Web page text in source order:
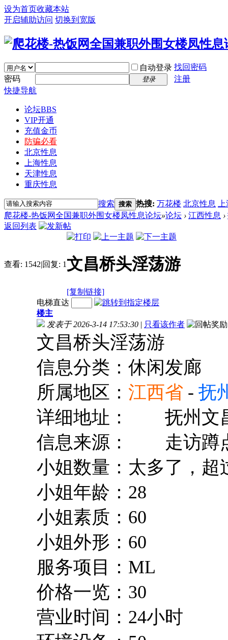
设为首页收藏本站
开启辅助访问 切换到宽版
自动登录 找回密码
密码
登录
注册
快捷导航
论坛BBS
VIP开通
充值金币
防骗必看
北京性息
上海性息
天津性息
重庆性息
搜索 搜索 热搜: 万花楼 北京性息
爬花楼-热饭网全国兼职外围女楼凤性息论坛»论坛 › 江西性息 ›
返回列表
查看: 1542|回复: 1文昌桥头淫荡游
[复制链接]
电梯直达
楼主
发表于 2026-3-14 17:53:30 | 只看该作者
文昌桥头淫荡游
信息分类：休闲发廊
所属地区： 江西省 - 抚
详细地址： 抚州文
信息来源： 走访蹲
小姐数量：太多了，超
小姐年龄：28
小姐素质：60
小姐外形：60
服务项目：ML
价格一览：30
营业时间：24小时